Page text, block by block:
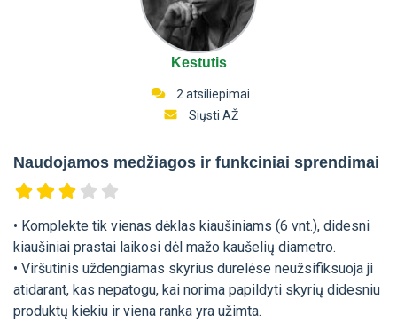
Kestutis
2 atsiliepimai
Siųsti AŽ
Naudojamos medžiagos ir funkciniai sprendimai
• Komplekte tik vienas dėklas kiaušiniams (6 vnt.), didesni
kiaušiniai prastai laikosi dėl mažo kaušelių diametro.
• Viršutinis uždengiamas skyrius durelėse neužsifiksuoja ji
atidarant, kas nepatogu, kai norima papildyti skyrių didesniu
produktų kiekiu ir viena ranka yra užimta.